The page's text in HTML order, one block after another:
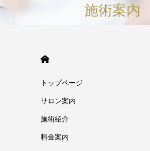
施術案内
トップページ
サロン案内
施術紹介
料金案内